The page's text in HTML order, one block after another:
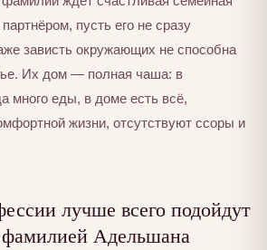
пусть его не сразу
зависть окружающих не способна
Их дом — полная чаша: в
много еды, в доме есть всё,
жизни, отсутствуют ссоры и
лучше всего подойдут
фамилией Адельшана